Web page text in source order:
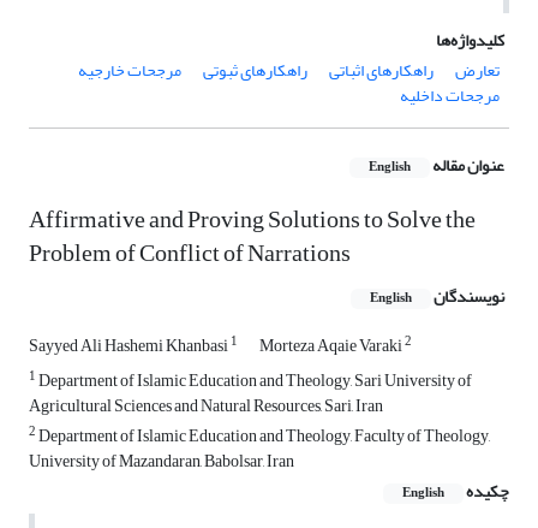
کلیدواژه‌ها
تعارض
راهکارهای اثباتی راهکارهای ثبوتی مرجحات خارجیه
مرجحات داخلیه
عنوان مقاله English
Affirmative and Proving Solutions to Solve the
Problem of Conflict of Narrations
نویسندگان English
Sayyed Ali Hashemi Khanbasi1 Morteza Aqaie Varaki2
1Department of Islamic Education and Theology, Sari University of
Agricultural Sciences and Natural Resources, Sari, Iran
2Department of Islamic Education and Theology, Faculty of Theology,
University of Mazandaran, Babolsar, Iran
چکیده
English